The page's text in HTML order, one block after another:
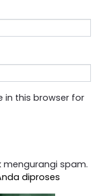
in this browser for
mengurangi spam.
diproses